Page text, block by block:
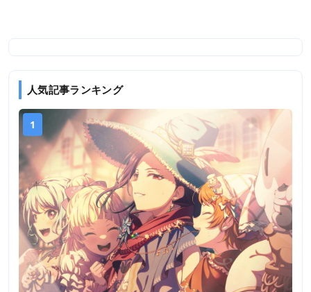
人気記事ランキング
1